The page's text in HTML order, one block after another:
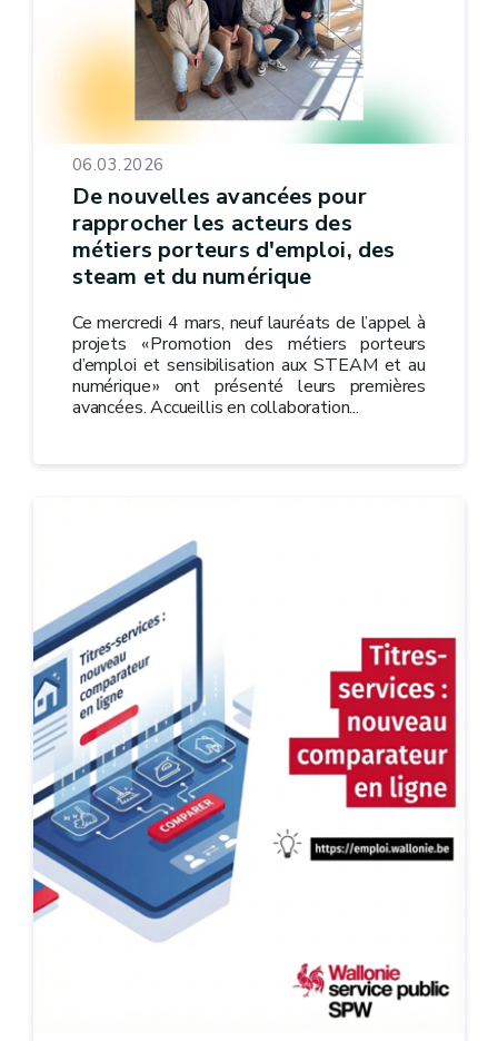
06.03.2026
De nouvelles avancées pour
rapprocher les acteurs des
métiers porteurs d'emploi, des
steam et du numérique
Ce mercredi 4 mars, neuf lauréats de l’appel à
projets « Promotion des métiers porteurs
d’emploi et sensibilisation aux STEAM et au
numérique » ont présenté leurs premières
avancées. Accueillis en collaboration...